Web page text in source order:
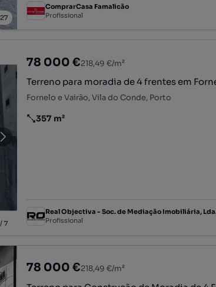
27
ComprarCasa Famalicão
Profissional
7
78 000 €218,49 €/m²
Terreno para moradia de 4 frentes em
Fornelo e Vairão, Vila do Conde, Porto
Preço por metro quadrado
357 m²
Real Objectiva - Soc. de Mediação Imobiliária,
Profissional
78 000 €218,49 €/m²